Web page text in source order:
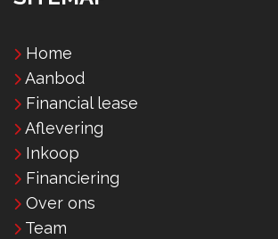
Home
Aanbod
Financial lease
Aflevering
Inkoop
Financiering
Over ons
Team